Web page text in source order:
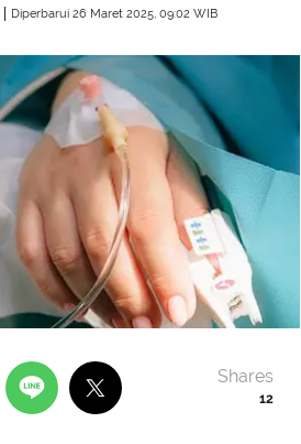
Diperbarui 26 Maret 2025, 09:02 WIB
12
Shares